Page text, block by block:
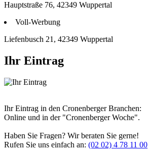
Hauptstraße 76, 42349 Wuppertal
Voll-Werbung
Liefenbusch 21, 42349 Wuppertal
Ihr Eintrag
Ihr Eintrag in den Cronenberger Branchen:
Online und in der "Cronenberger Woche".
Haben Sie Fragen? Wir beraten Sie gerne!
Rufen Sie uns einfach an: (02 02) 4 78 11 00